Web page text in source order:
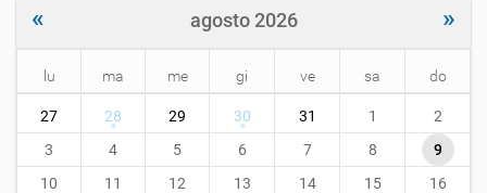
« agosto 2026 »
t
lu ma me gi ve sa do
27 28 29 30 31 1
2
3
4 5 6 7 8
9
10
11 12 13 14 15
16